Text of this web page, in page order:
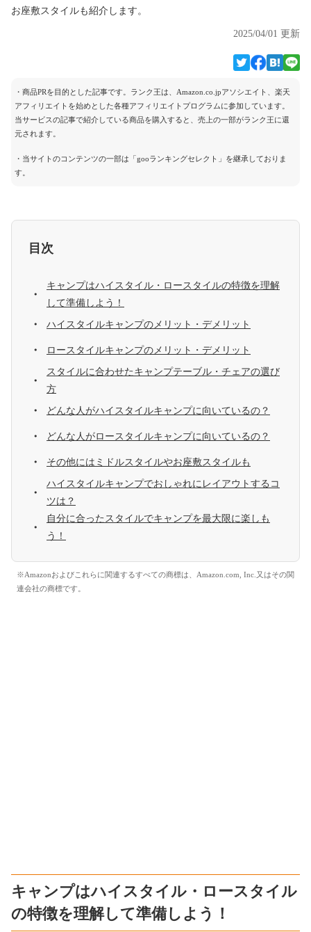
お座敷スタイルも紹介します。
2025/04/01 更新
・商品PRを目的とした記事です。ランク王は、Amazon.co.jpアソシエイト、楽天
アフィリエイトを始めとした各種アフィリエイトプログラムに参加しています。
当サービスの記事で紹介している商品を購入すると、売上の一部がランク王に還
元されます。
・当サイトのコンテンツの一部は「gooランキングセレクト」を継承しておりま
す。
目次
キャンプはハイスタイル・ロースタイルの特徴を理解
して準備しよう！
ハイスタイルキャンプのメリット・デメリット
ロースタイルキャンプのメリット・デメリット
スタイルに合わせたキャンプテーブル・チェアの選び
方
どんな人がハイスタイルキャンプに向いているの？
どんな人がロースタイルキャンプに向いているの？
その他にはミドルスタイルやお座敷スタイルも
ハイスタイルキャンプでおしゃれにレイアウトするコ
ツは？
自分に合ったスタイルでキャンプを最大限に楽しも
う！
※Amazonおよびこれらに関連するすべての商標は、Amazon.com, Inc.又はその関
連会社の商標です。
キャンプはハイスタイル・ロースタイル
の特徴を理解して準備しよう！